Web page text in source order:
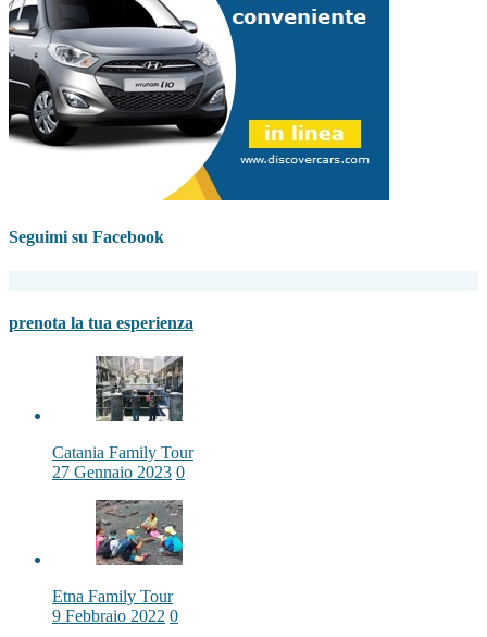
Seguimi su Facebook
prenota la tua esperienza
Catania Family Tour
27 Gennaio 2023 0
Etna Family Tour
9 Febbraio 2022 0